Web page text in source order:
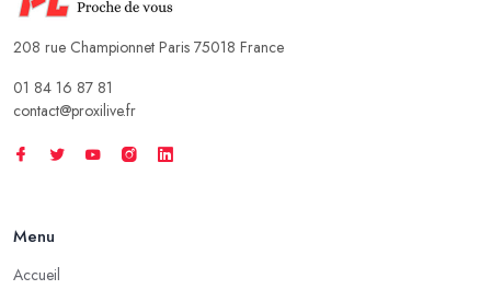
208 rue Championnet Paris 75018 France
01 84 16 87 81
contact@proxilive.fr
Menu
Accueil